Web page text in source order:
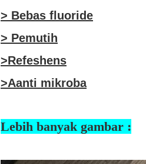
> Bebas fluoride
> Pemutih
>Refeshens
>Aanti mikroba
Lebih banyak gambar :